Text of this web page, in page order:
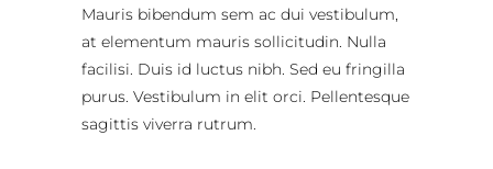
Mauris bibendum sem ac dui vestibulum,
at elementum mauris sollicitudin. Nulla
facilisi. Duis id luctus nibh. Sed eu fringilla
purus. Vestibulum in elit orci. Pellentesque
sagittis viverra rutrum.